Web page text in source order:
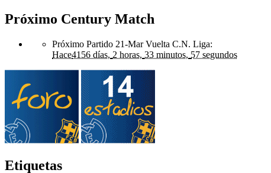
Próximo Century Match
Próximo Partido 21-Mar Vuelta C.N. Liga:
Hace4156 días, 2 horas, 33 minutos, 57 segundos
Etiquetas